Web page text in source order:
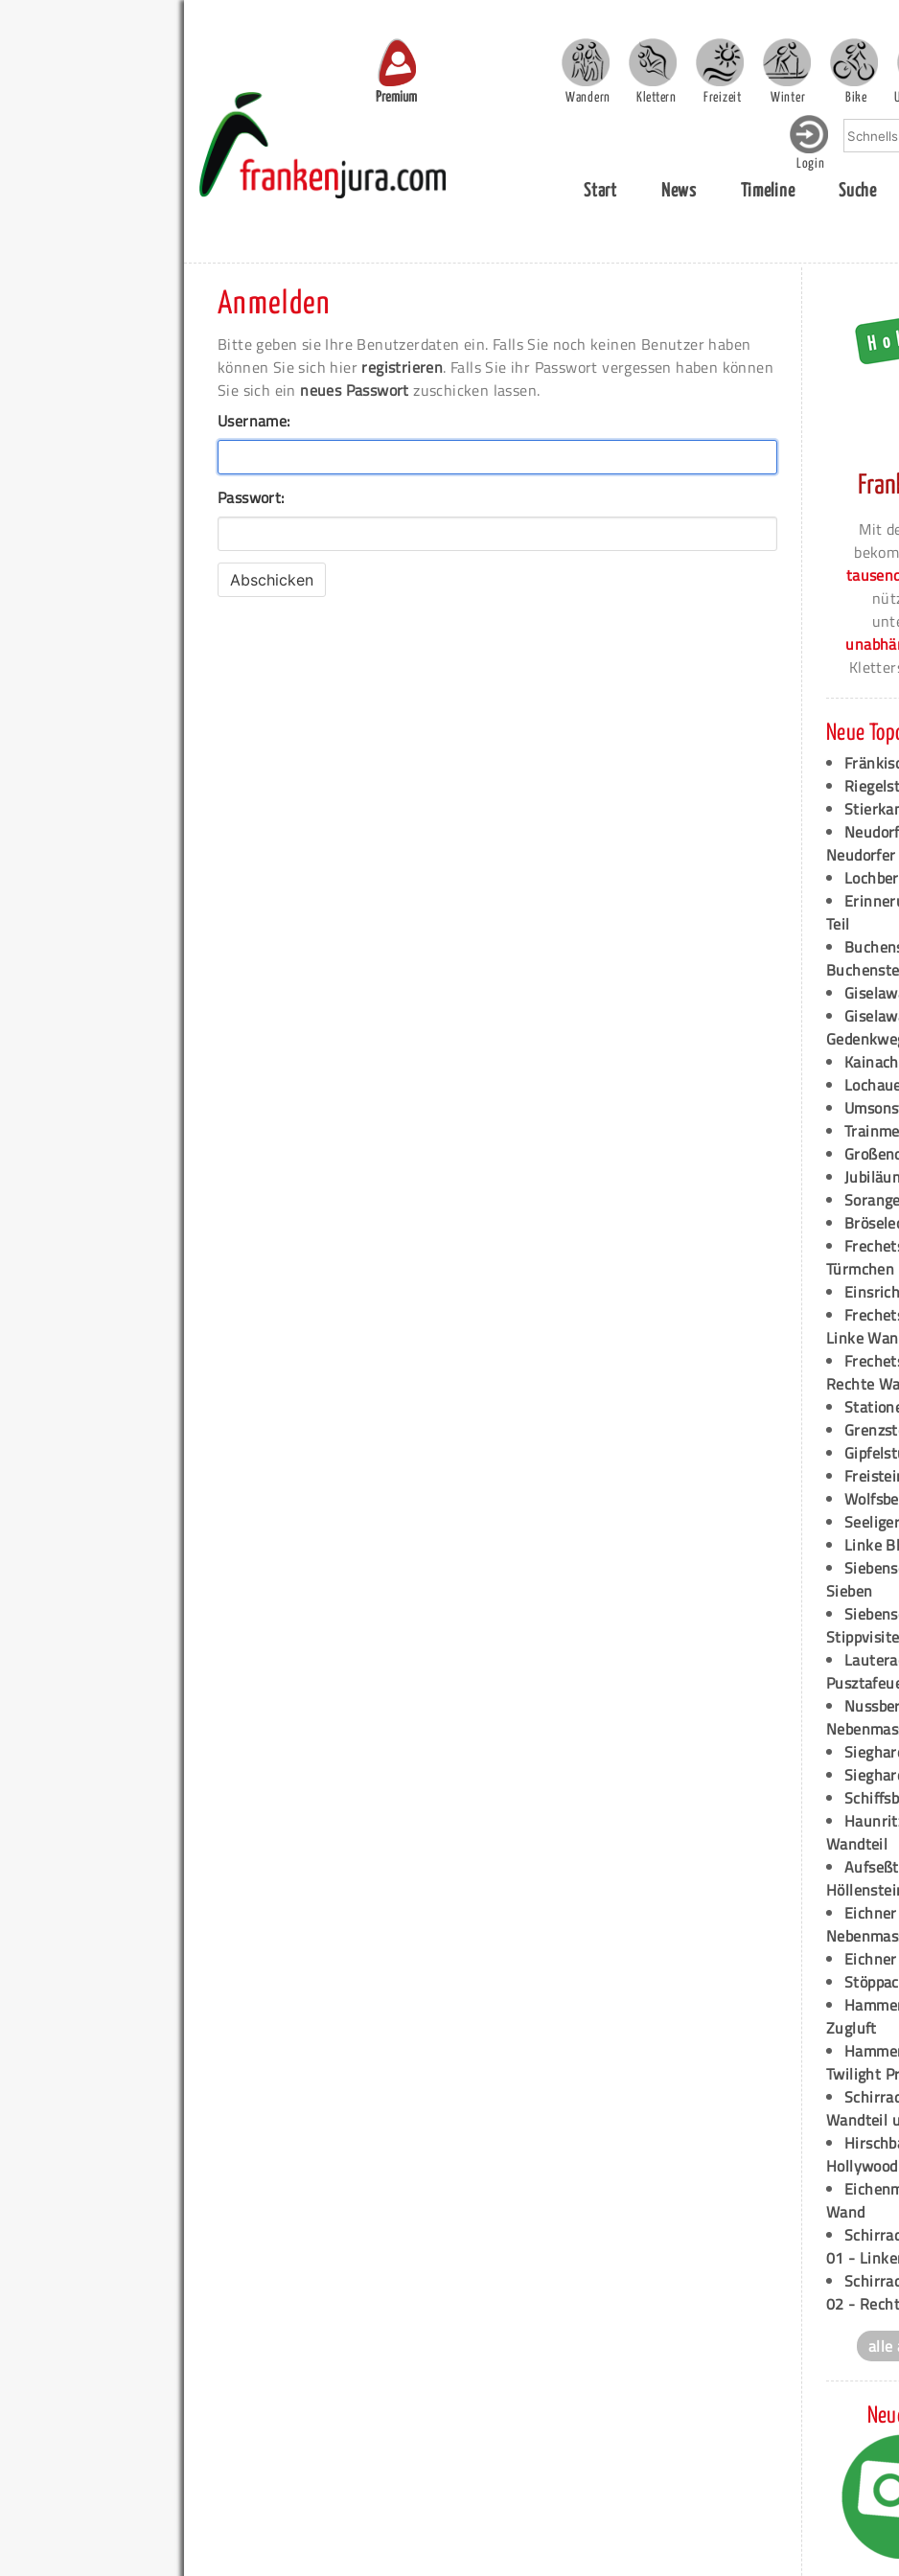
Premium Wandern Klettern Freizeit Winter Bike
Login
Start News Timeline Suche
Anmelden
Bitte geben sie Ihre Benutzerdaten ein. Falls Sie noch keinen Benutzer haben
können Sie sich hier registrieren. Falls Sie ihr Passwort vergessen haben können
Sie sich ein neues Passwort zuschicken lassen.
Username:
Passwort:
Mit
Neue
Teil
Türmchen
Linke
Rechte
Linke
Sieben
Stippvisite
Wandteil
Zugluft
Twilight
Wandteil
Hollywood
Wand
01 -
02 -
alle